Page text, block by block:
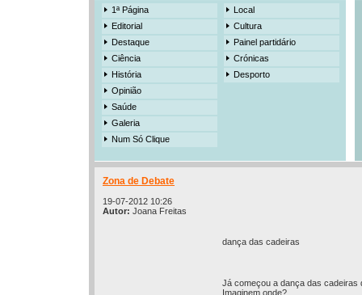
1ª Página
Editorial
Destaque
Ciência
História
Opinião
Saúde
Galeria
Num Só Clique
Local
Cultura
Painel partidário
Crónicas
Desporto
Zona de Debate
19-07-2012 10:26
Autor: Joana Freitas
dança das cadeiras
Já começou a dança das cadeiras
Imaginem onde?